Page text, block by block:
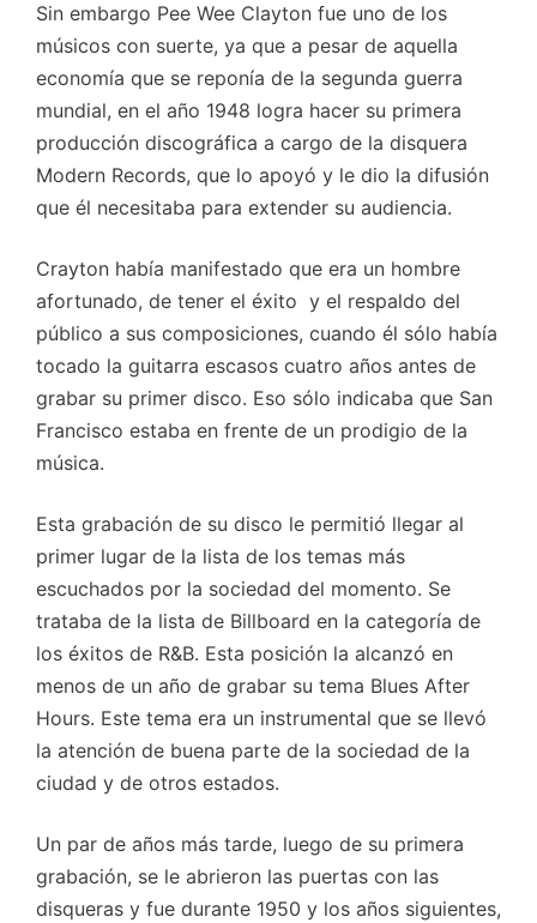
Sin embargo Pee Wee Clayton fue uno de los
músicos con suerte, ya que a pesar de aquella
economía que se reponía de la segunda guerra
mundial, en el año 1948 logra hacer su primera
producción discográfica a cargo de la disquera
Modern Records, que lo apoyó y le dio la difusión
que él necesitaba para extender su audiencia.
Crayton había manifestado que era un hombre
afortunado, de tener el éxito y el respaldo del
público a sus composiciones, cuando él sólo había
tocado la guitarra escasos cuatro años antes de
grabar su primer disco. Eso sólo indicaba que San
Francisco estaba en frente de un prodigio de la
música.
Esta grabación de su disco le permitió llegar al
primer lugar de la lista de los temas más
escuchados por la sociedad del momento. Se
trataba de la lista de Billboard en la categoría de
los éxitos de R&B. Esta posición la alcanzó en
menos de un año de grabar su tema Blues After
Hours. Este tema era un instrumental que se llevó
la atención de buena parte de la sociedad de la
ciudad y de otros estados.
Un par de años más tarde, luego de su primera
grabación, se le abrieron las puertas con las
disqueras y fue durante 1950 y los años siguientes,